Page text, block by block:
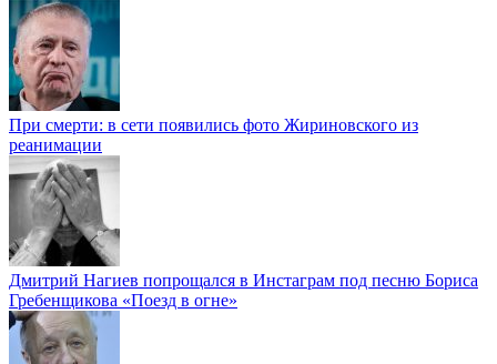
При смерти: в сети появились фото Жириновского из
реанимации
Дмитрий Нагиев попрощался в Инстаграм под песню Бориса
Гребенщикова «Поезд в огне»